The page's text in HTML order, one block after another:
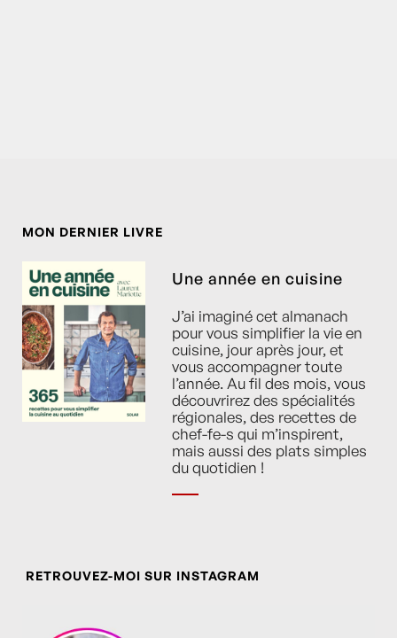
MON DERNIER LIVRE
Une année en cuisine
J’ai imaginé cet almanach
pour vous simplifier la vie en
cuisine, jour après jour, et
vous accompagner toute
l’année. Au fil des mois, vous
découvrirez des spécialités
régionales, des recettes de
chef-fe-s qui m’inspirent,
mais aussi des plats simples
du quotidien !
RETROUVEZ-MOI SUR INSTAGRAM